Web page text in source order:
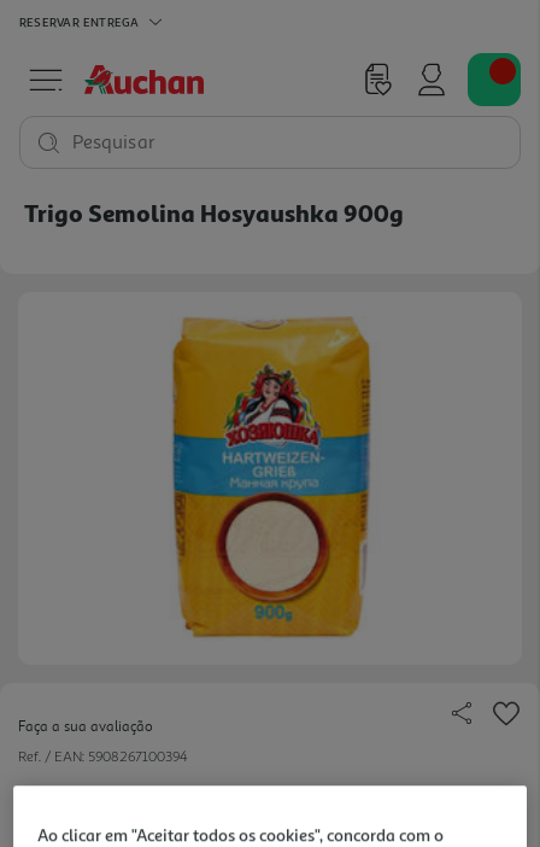
RESERVAR ENTREGA
Pesquisar
Trigo Semolina Hosyaushka 900g
Faça a sua avaliação
Ref. / EAN: 5908267100394
Ao clicar em "Aceitar todos os cookies", concorda com o